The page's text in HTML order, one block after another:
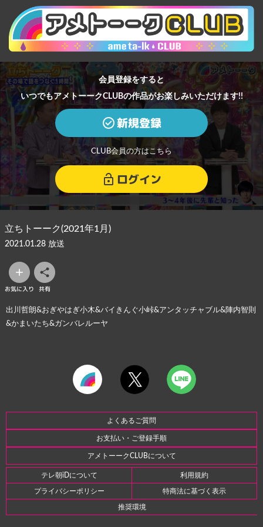
会員登録をすると
いつでもアメトーークCLUBの作品がお楽しみいただけます!!
新規登録
CLUB会員の方はこちら
ログイン
立ちトーーク(2021年1月)
2021.01.28 放送
お気に入り 共有
出川哲朗&おぎやはぎ小木&バイきんぐ小峠&アンタッチャブル&陣内智則
&かまいたち&ガンバレルーヤ
よくあるご質問
お支払い・ご登録手順
アメトーークCLUBについて
テレ朝iDについて 利用規約
プライバシーポリシー 特商法に基づく表示
推奨環境